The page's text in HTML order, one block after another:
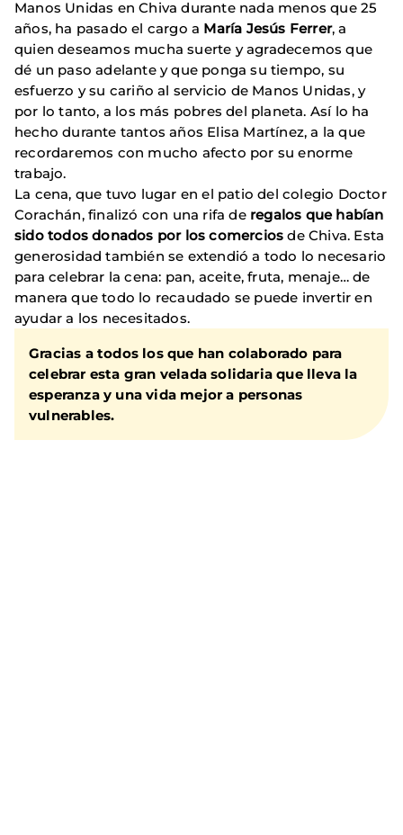
Manos Unidas en Chiva durante nada menos que 25
años, ha pasado el cargo a María Jesús Ferrer, a
quien deseamos mucha suerte y agradecemos que
dé un paso adelante y que ponga su tiempo, su
esfuerzo y su cariño al servicio de Manos Unidas, y
por lo tanto, a los más pobres del planeta. Así lo ha
hecho durante tantos años Elisa Martínez, a la que
recordaremos con mucho afecto por su enorme
trabajo.
La cena, que tuvo lugar en el patio del colegio Doctor
Corachán, finalizó con una rifa deregalos que habían
sido todos donados por los comercios de Chiva. Esta
generosidad también se extendió a todo lo necesario
para celebrar la cena: pan, aceite, fruta, menaje… de
manera que todo lo recaudado se puede invertir en
ayudar a los necesitados.
Gracias a todos los que han colaborado para
celebrar esta gran velada solidaria que lleva la
esperanza y una vida mejor a personas
vulnerables.